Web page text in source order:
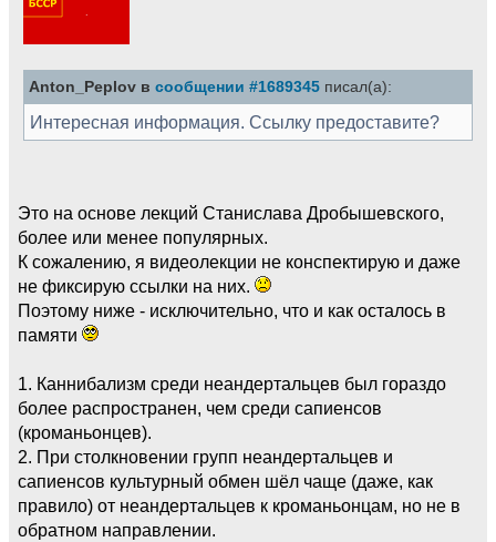
Anton_Peplov в сообщении #1689345 писал(а):
Интересная информация. Ссылку предоставите?
Это на основе лекций Станислава Дробышевского,
более или менее популярных.
К сожалению, я видеолекции не конспектирую и даже
не фиксирую ссылки на них.
Поэтому ниже - исключительно, что и как осталось в
памяти
1. Каннибализм среди неандертальцев был гораздо
более распространен, чем среди сапиенсов
(кроманьонцев).
2. При столкновении групп неандертальцев и
сапиенсов культурный обмен шёл чаще (даже, как
правило) от неандертальцев к кроманьонцам, но не в
обратном направлении.